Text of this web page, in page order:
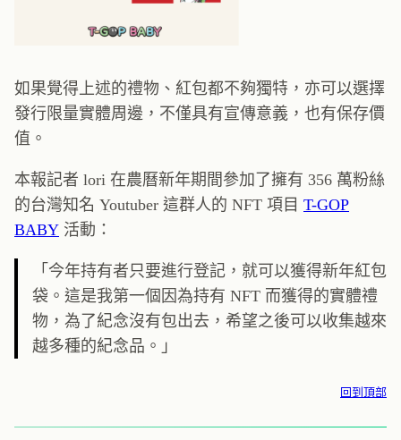
如果覺得上述的禮物、紅包都不夠獨特，亦可以選擇
發行限量實體周邊，不僅具有宣傳意義，也有保存價
值。
本報記者 lori 在農曆新年期間參加了擁有 356 萬粉絲
的台灣知名 Youtuber 這群人的 NFT 項目 T-GOP
BABY 活動：
「今年持有者只要進行登記，就可以獲得新年紅包
袋。這是我第一個因為持有 NFT 而獲得的實體禮
物，為了紀念沒有包出去，希望之後可以收集越來
越多種的紀念品。」
回到頂部